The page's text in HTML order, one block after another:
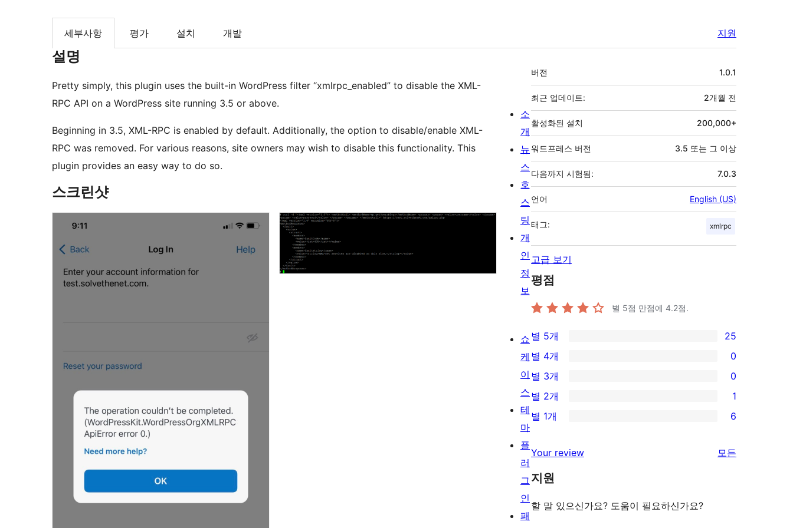
세부사항 평가 설치 개발 지원
설명
Pretty simply, this plugin uses the built-in WordPress filter “xmlrpc_enabled” to disable the XML-
RPC API on a WordPress site running 3.5 or above.
Beginning in 3.5, XML-RPC is enabled by default. Additionally, the option to disable/enable XML-
RPC was removed. For various reasons, site owners may wish to disable this functionality. This
plugin provides an easy way to do so.
스크린샷
기
초
버전 1.0.1
최근 업데이트: 2개월 전
활성화된 설치 200,000+
워드프레스 버전 3.5 또는 그 이상
다음까지 시험됨: 7.0.3
언어 English (US)
태그: xmlrpc
고급 보기
평점
별 5점 만점에 4.2점.
25/5-
별
점
후
기
별 5개 25
0/4-
별
점
후
별 4개 0
0/3-
별
점
기
별 3개 0
1/2-
별
후
기
별 2개 1
6/1-
점
후
별 1개 6
Your review 모든
지원
할 말 있으신가요? 도움이 필요하신가요?
소
개
뉴
스
호
스
팅
개
인
정
보
쇼
케
이
스
테
마
플
러
그
인
패